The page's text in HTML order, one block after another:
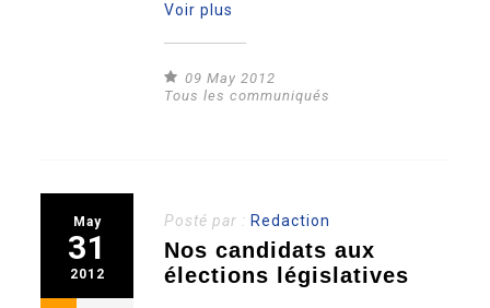
Voir plus
09 May 2012
Tous les communiqués
May
31
2012
Posté par : Redaction
Nos candidats aux
élections législatives